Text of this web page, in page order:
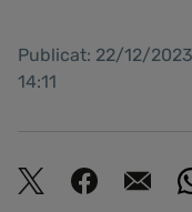
Publicat: 22/12/
14:11